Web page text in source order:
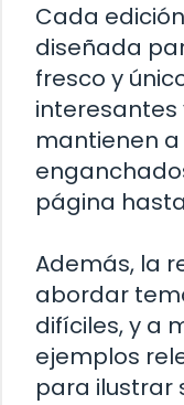
Cada
diseñada
fresco y
interesantes
mantienen
página
Además, la
abordar
difíciles, y a
ejemplos
para ilustrar